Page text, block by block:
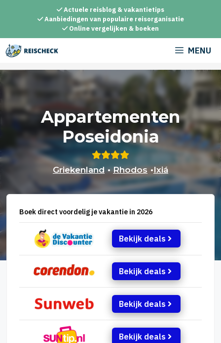
inhoud
Actuele reisblog & vakantietips
Aanbiedingen van populaire reisorganisatie
Online vergelijken & boeken
MENU
Appartementen
Poseidonia
Griekenland •Rhodos •Ixiá
Boek direct voordelig je vakantie in 2026
Bekijk deals
Bekijk deals
Bekijk deals
Bekijk deals